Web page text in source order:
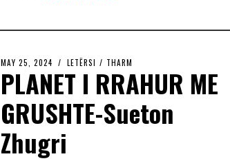
MAY 25, 2024 LETËRSI / THARM
PLANET I RRAHUR ME
GRUSHTE-Sueton
Zhugri